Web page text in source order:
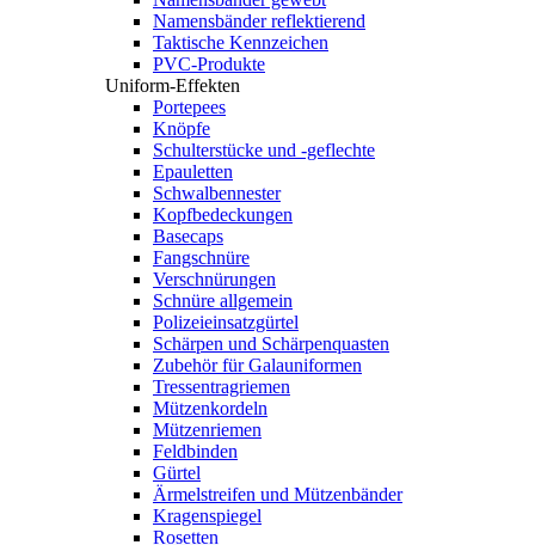
Namensbänder reflektierend
Taktische Kennzeichen
PVC-Produkte
Uniform-Effekten
Portepees
Knöpfe
Schulterstücke und -geflechte
Epauletten
Schwalbennester
Kopfbedeckungen
Basecaps
Fangschnüre
Verschnürungen
Schnüre allgemein
Polizeieinsatzgürtel
Schärpen und Schärpenquasten
Zubehör für Galauniformen
Tressentragriemen
Mützenkordeln
Mützenriemen
Feldbinden
Gürtel
Ärmelstreifen und Mützenbänder
Kragenspiegel
Rosetten